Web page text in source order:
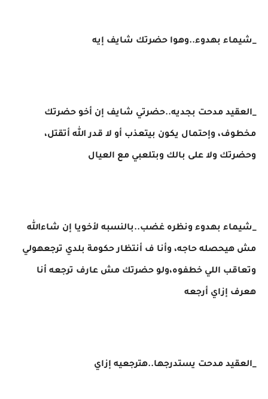
_شيماء بهدوء..وهوا حضرتك شايف إيه
_العقيد مدحت بجديه..حضرتي شايف إن أخو حضرتك
مخطوف، وإحتمال يكون بيتعذب أو لا قدر الله أتقتل،
وحضرتك ولا على بالك وبتلعبي مع العيال
_شيماء بهدوء ونظره غضب..بالنسبه لأخويا إن شاءالله
مش هيحصله حاجه، وأنا ف أنتظار حكومة بلدي ترجعهولي
وتعاقب اللي خطفوه،ولو حضرتك مش عارف ترجعه أنا
هعرف إزاي أرجعه
_العقيد مدحت يستدرجها..هترجعيه إزاي